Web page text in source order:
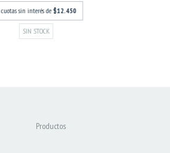
cuotas sin interés de $12.450
SIN STOCK
Productos